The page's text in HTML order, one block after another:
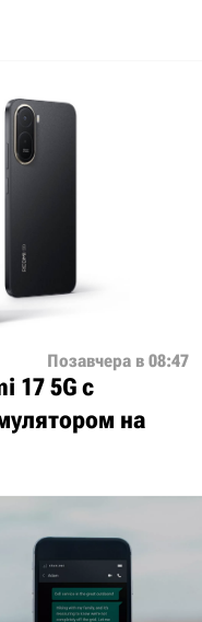
Позавчера в 08:47
17 5G с
на